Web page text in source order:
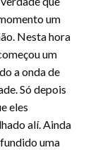
um
Nesta hora
um
a onda de
Só depois
eles
alí. Ainda
uma